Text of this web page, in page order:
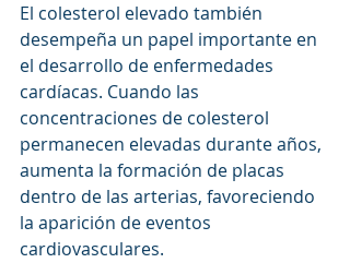
El colesterol elevado también
desempeña un papel importante en
el desarrollo de enfermedades
cardíacas. Cuando las
concentraciones de colesterol
permanecen elevadas durante años,
aumenta la formación de placas
dentro de las arterias, favoreciendo
la aparición de eventos
cardiovasculares.